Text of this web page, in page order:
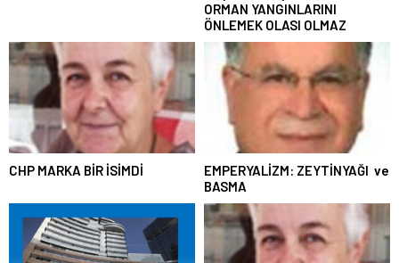
ORMAN YANGINLARINI
ÖNLEMEK OLASI OLMAZ
CHP MARKA BİR İSİMDİ
EMPERYALİZM: ZEYTİNYAĞI ve
BASMA